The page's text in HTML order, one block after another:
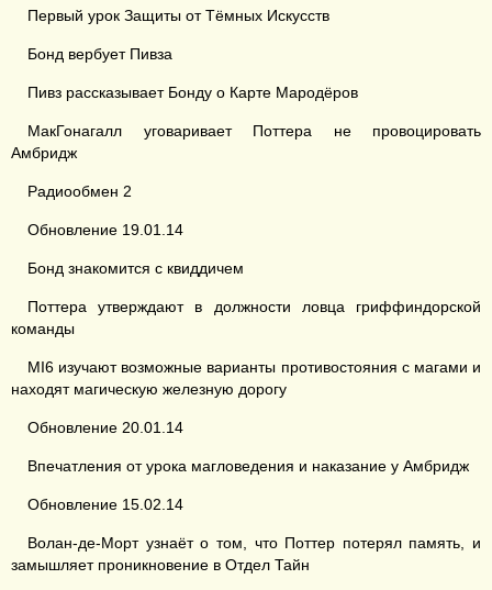
Первый урок Защиты от Тёмных Искусств
Бонд вербует Пивза
Пивз рассказывает Бонду о Карте Мародёров
МакГонагалл уговаривает Поттера не провоцировать
Амбридж
Радиообмен 2
Обновление 19.01.14
Бонд знакомится с квиддичем
Поттера утверждают в должности ловца гриффиндорской
команды
MI6 изучают возможные варианты противостояния с магами и
находят магическую железную дорогу
Обновление 20.01.14
Впечатления от урока магловедения и наказание у Амбридж
Обновление 15.02.14
Волан-де-Морт узнаёт о том, что Поттер потерял память, и
замышляет проникновение в Отдел Тайн